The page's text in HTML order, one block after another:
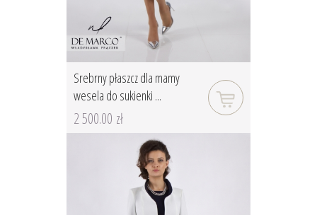
Srebrny płaszcz dla mamy
wesela do sukienki ...
2 500.00 zł